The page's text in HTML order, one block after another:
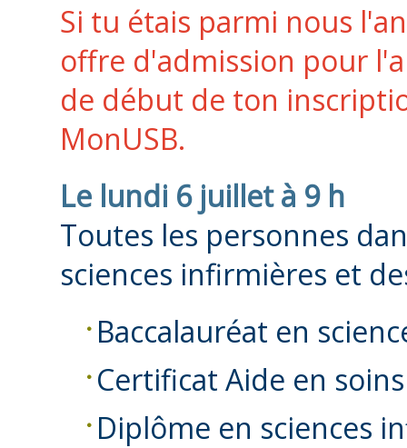
Si tu étais parmi nous
offre d'admission pour
de début de ton
MonUSB.
Le lundi 6 juillet à 9 h
Toutes les personnes
sciences infirmières et
Baccalauréat en
Certificat Aide en
Diplôme en sciences